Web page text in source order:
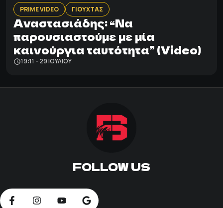
PRIME VIDEO ΓΙΟΥΧΤΑΣ
Αναστασιάδης: “Να
παρουσιαστούμε με μία
καινούργια ταυτότητα” (Video)
19:11 - 29 ΙΟΥΛΊΟΥ
FOLLOW US